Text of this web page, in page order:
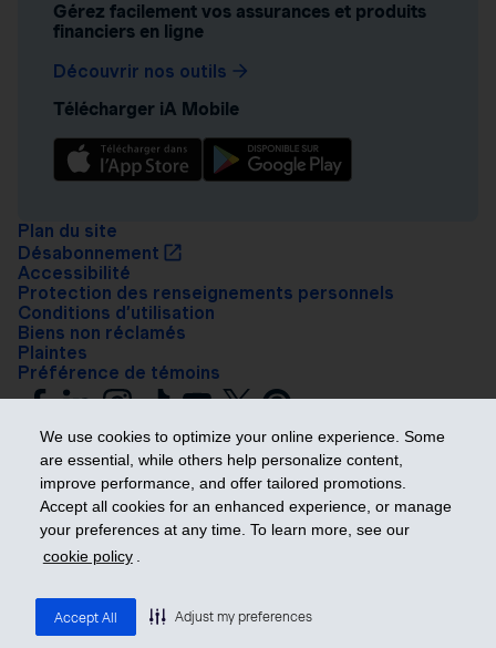
We use cookies to optimize your online experience. Some
are essential, while others help personalize content,
improve performance, and offer tailored promotions.
Accept all cookies for an enhanced experience, or manage
your preferences at any time. To learn more, see our
cookie policy .
Accept All Adjust my preferences
Gérez facilement vos assurances et produits
financiers en ligne
Découvrir nos outils
Télécharger iA Mobile
Plan du site
Désabonnement
Accessibilité
Protection des renseignements personnels
Conditions d’utilisation
Biens non réclamés
Plaintes
Préférence de témoins
Prendre les devants
Groupe financier. Tous droits réservés.